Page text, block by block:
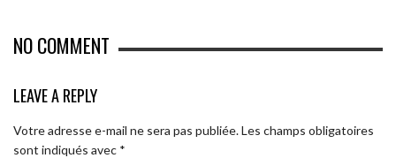
NO COMMENT
LEAVE A REPLY
Votre adresse e-mail ne sera pas publiée.Les champs obligatoires
sont indiqués avec *